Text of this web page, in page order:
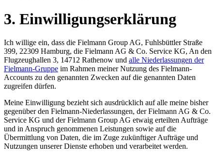
3. Einwilligungserklärung
Ich willige ein, dass die Fielmann Group AG, Fuhlsbüttler Straße
399, 22309 Hamburg, die Fielmann AG & Co. Service KG, An den
Flugzeughallen 3, 14712 Rathenow und alle Niederlassungen der
Fielmann-Gruppe im Rahmen meiner Nutzung des Fielmann-
Accounts zu den genannten Zwecken auf die genannten Daten
zugreifen dürfen.
Meine Einwilligung bezieht sich ausdrücklich auf alle meine bisher
gegenüber den Fielmann-Niederlassungen, der Fielmann AG & Co.
Service KG und der Fielmann Group AG etwaig erteilten Aufträge
und in Anspruch genommenen Leistungen sowie auf die
Übermittlung von Daten, die im Zuge zukünftiger Aufträge und
Nutzungen unserer Dienste erhoben und verarbeitet werden.